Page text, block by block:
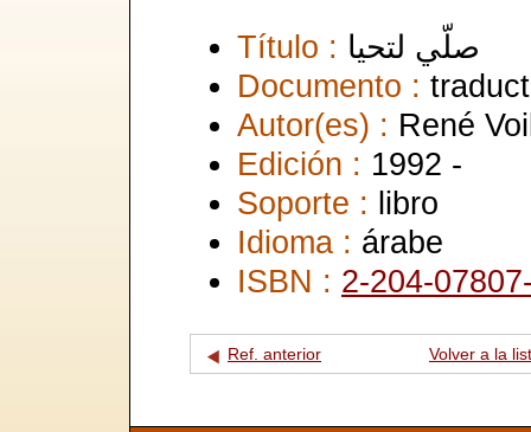
Título : صلّي لتحيا
Documento :
Autor(es) : René
Edición : 1992 -
Soporte : libro
Idioma : árabe
ISBN : 2-204-
Ref. anterior Volver a la